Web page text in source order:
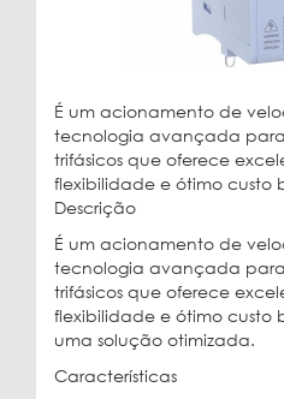
É um acionamento de
tecnologia avançada
trifásicos que oferece
flexibilidade e ótimo custo
Descrição
É um acionamento de
tecnologia avançada
trifásicos que oferece
flexibilidade e ótimo custo
uma solução otimizada.
Características